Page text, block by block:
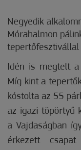
Negyedik
Mórahalmon
tepertőfesztivállal
Idén is megtelt
Míg kint a
kóstolta az 55
az igazi töpörtyű
a Vajdaságban
érkezett